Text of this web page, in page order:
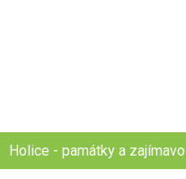
Holice - památky a